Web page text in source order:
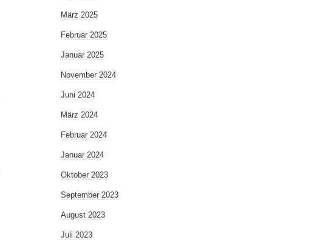
März 2025
Februar 2025
Januar 2025
November 2024
Juni 2024
März 2024
Februar 2024
Januar 2024
Oktober 2023
September 2023
August 2023
Juli 2023